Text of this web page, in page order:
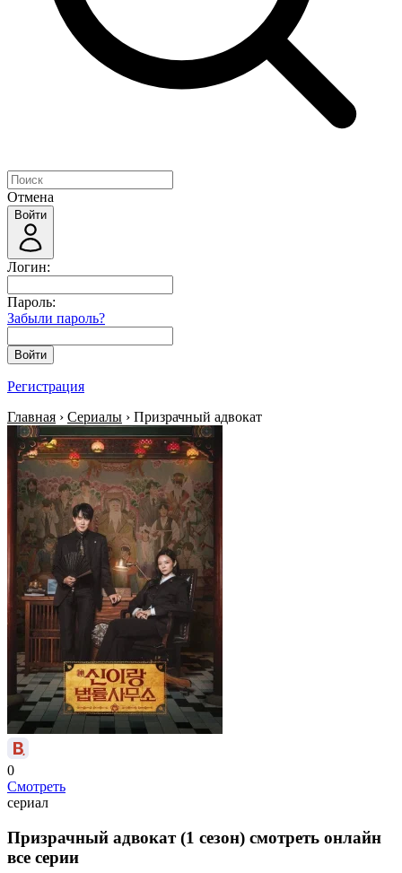
Отмена
Войти
Логин:
Пароль:
Забыли пароль?
Войти
Регистрация
Главная › Сериалы › Призрачный адвокат
0
Смотреть
сериал
Призрачный адвокат (1 сезон) смотреть онлайн
все серии